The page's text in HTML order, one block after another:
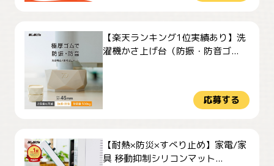
【楽天ランキング1位実績あり】洗
濯機かさ上げ台（防振・防音ゴ...
応募する
【耐熱×防災×すべり止め】家電/家
具 移動抑制シリコンマット...